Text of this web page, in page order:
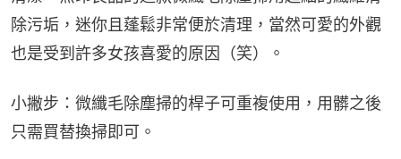
除污垢，迷你且蓬鬆非常便於清理，當然可愛的外觀
也是受到許多女孩喜愛的原因（笑）。
小撇步：微纖毛除塵掃的桿子可重複使用，用髒之後
只需買替換掃即可。